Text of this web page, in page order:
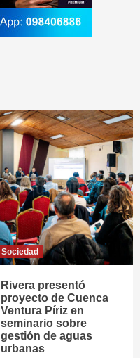
Sociedad
Rivera presentó
proyecto de Cuenca
Ventura Píriz en
seminario sobre
gestión de aguas
urbanas